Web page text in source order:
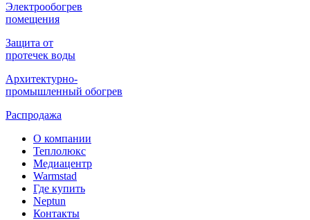
Электрообогрев
помещения
Защита от
протечек воды
Архитектурно-
промышленный обогрев
Распродажа
О компании
Теплолюкс
Медиацентр
Warmstad
Где купить
Neptun
Контакты